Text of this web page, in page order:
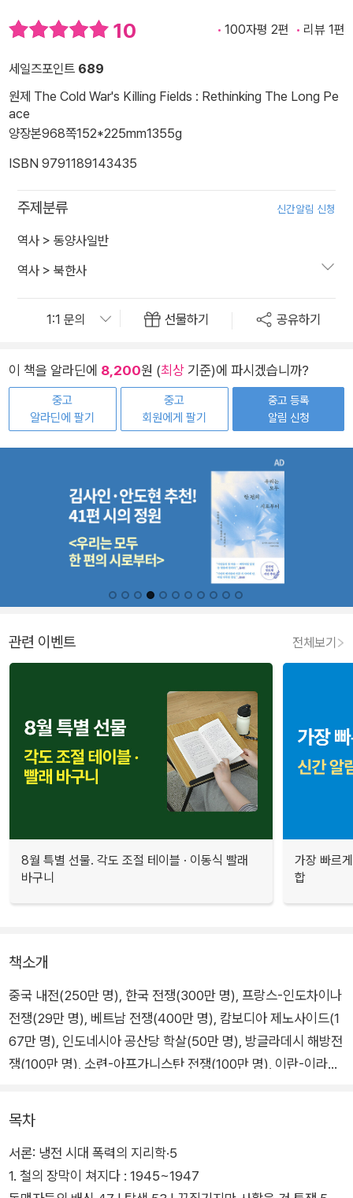
10 100자평 2편 리뷰 1편
세일즈포인트 689
원제 The Cold War's Killing Fields : Rethinking The Long Pe
ace
양장본968쪽152*225mm1355g
ISBN 9791189143435
주제분류 신간알림 신청
역사 > 동양사일반
역사 > 북한사
선물하기 공유하기
이 책을 알라딘에 8,200원 (최상 기준)에 파시겠습니까?
중고
알라딘에 팔기
중고
회원에게 팔기
중고 등록
알림 신청
관련 이벤트 전체보기
8월 특별 선물. 각도 조절 테이블 · 이동식 빨래
바구니
가장 빠르
합
책소개
중국 내전(250만 명), 한국 전쟁(300만 명), 프랑스-인도차이나
전쟁(29만 명), 베트남 전쟁(400만 명), 캄보디아 제노사이드(1
67만 명), 인도네시아 공산당 학살(50만 명), 방글라데시 해방전
쟁(100만 명), 소련-아프가니스탄 전쟁(100만 명), 이란-이라크
계대전 종전 이후 1990년까지 45년 동안, 동아시아에서 동남·서
아시아를 거쳐 중동에 이르기까지 아시아 전역에서 벌어진 전쟁
과 폭력의 현장, 그리고 희생된 이들의 수를 가리킨다.
목차
서론: 냉전 시대 폭력의 지리학·5
1. 철의 장막이 쳐지다 : 1945~1947